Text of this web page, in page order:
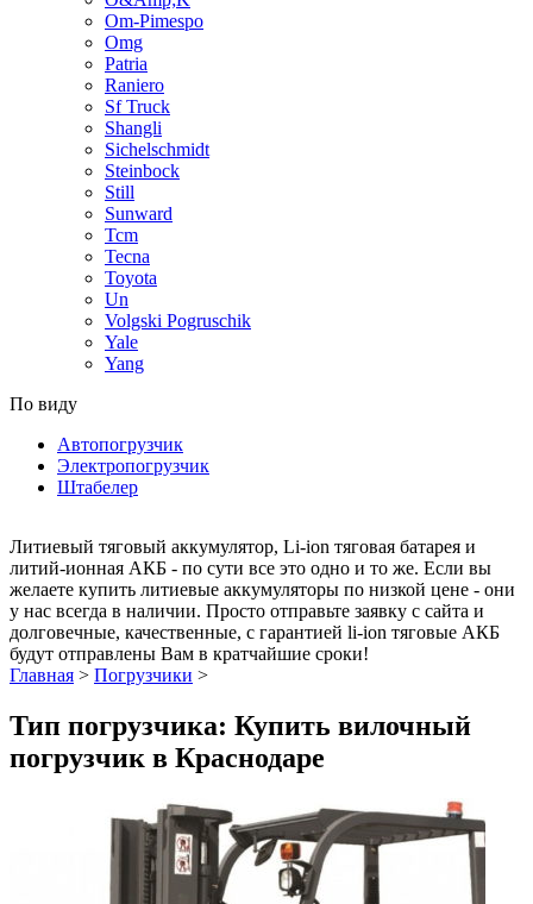
Om-Pimespo
Omg
Patria
Raniero
Sf Truck
Shangli
Sichelschmidt
Steinbock
Still
Sunward
Tcm
Tecna
Toyota
Un
Volgski Pogruschik
Yale
Yang
По виду
Автопогрузчик
Электропогрузчик
Штабелер
Литиевый тяговый аккумулятор, Li-ion тяговая батарея и
литий-ионная АКБ - по сути все это одно и то же. Если вы
желаете купить литиевые аккумуляторы по низкой цене - они
у нас всегда в наличии. Просто отправьте заявку с сайта и
долговечные, качественные, с гарантией li-ion тяговые АКБ
будут отправлены Вам в кратчайшие сроки!
Главная > Погрузчики >
Тип погрузчика: Купить вилочный
погрузчик в Краснодаре